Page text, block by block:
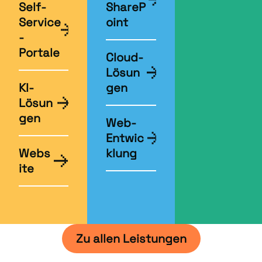
Self-
Service
-
Portale
KI-
Lösun
gen
Webs
ite
ShareP
oint
Cloud-
Lösun
gen
Web-
Entwic
klung
Zu allen Leistungen